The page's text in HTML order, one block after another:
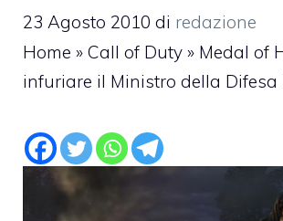
23 Agosto 2010 di redazione
Home » Call of Duty » Medal of
infuriare il Ministro della